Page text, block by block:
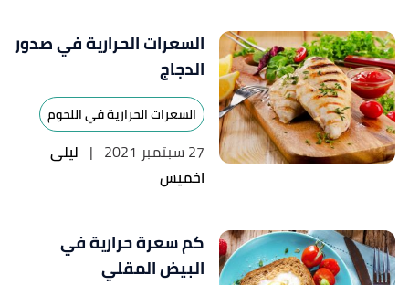
السعرات الحرارية في صدور
الدجاج
السعرات الحرارية في اللحوم
27 سبتمبر 2021 | ليلى
اخميس
كم سعرة حرارية في
البيض المقلي